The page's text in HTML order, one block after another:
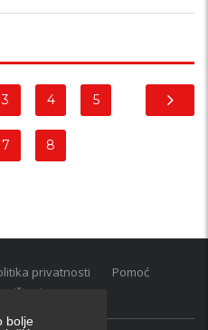
bolje
3 4 5
7 8
privatnosti
Pomoć